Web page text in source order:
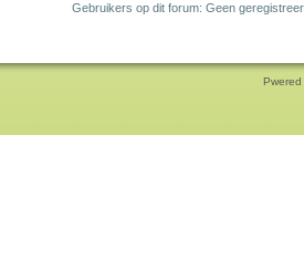
Gebruikers op dit forum: Geen